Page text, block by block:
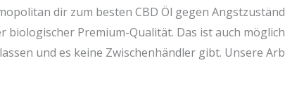
dir zum besten CBD Öl gegen
biologischer Premium-Qualität. Das ist auch
und es keine Zwischenhändler gibt. Unsere